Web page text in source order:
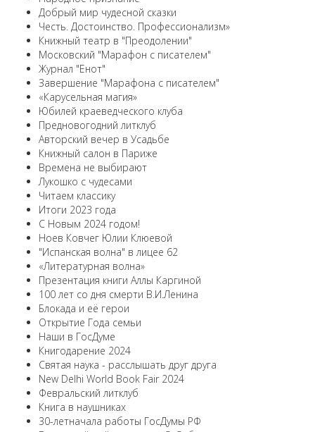
Добрый мир чудесной сказки
Честь. Достоинство. Профессионализм»
Книжный театр в "Преодолении"
Московский "Марафон с писателем"
Журнал "Енот"
Завершение "Марафона с писателем"
«Карусельная магия»
Юбилей краеведческого клуба
Предновогодний литклуб
Авторский вечер в Усадьбе
Книжный салон в Париже
Времена не выбирают
Лукошко с чудесами
Читаем классику
Итоги 2023 года
С Новым 2024 годом!
Ноев Ковчег Юлии Клюевой
"Испанская волна" в лицее 62
«Литературная волна»
Презентация книги Аллы Каргиной
100 лет со дня смерти В.И.Ленина
Блокада и её герои
Открытие Года семьи
Наши в ГосДуме
Книгодарение 2024
Святая наука - расслышать друг друга
New Delhi World Book Fair 2024
Февральский литклуб
Книга в наушниках
30-летначала работы ГосДумы РФ